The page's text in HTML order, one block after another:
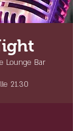
Lounge Bar
21.30